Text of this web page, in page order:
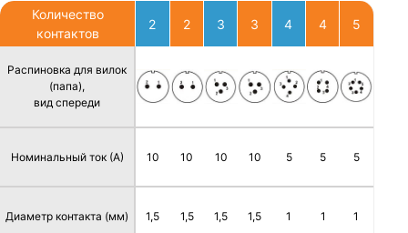
Количество
контактов
Распиновка для вилок
(папа),
вид спереди
Номинальный ток (А)
Диаметр контакта (мм)
2
10
1,5
2
10
1,5
3
10
1,5
3
10
1,5
4
5
1
4
5
1
5
5
1